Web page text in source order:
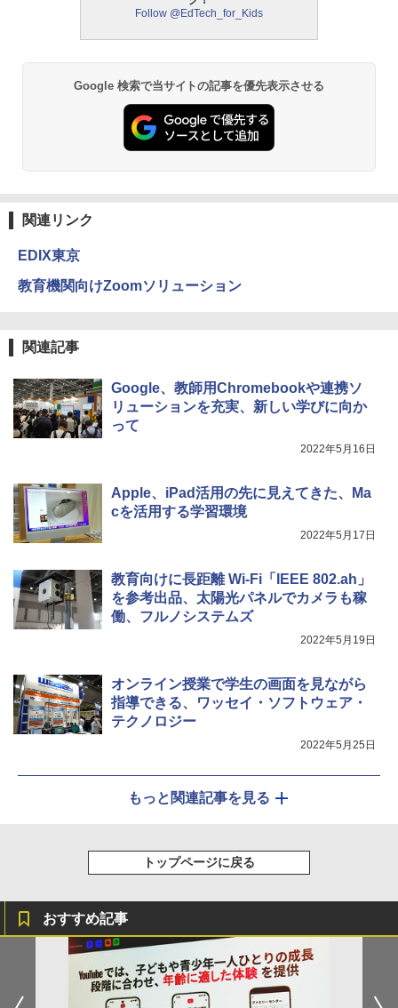
Follow @EdTech_for_Kids
Google 検索で当サイトの記事を優先表示させる
関連リンク
EDIX東京
教育機関向けZoomソリューション
関連記事
Google、教師用Chromebookや連携ソ
リューションを充実、新しい学びに向か
って
2022年5月16日
Apple、iPad活用の先に見えてきた、Ma
cを活用する学習環境
2022年5月17日
教育向けに長距離 Wi-Fi「IEEE 802.ah」
を参考出品、太陽光パネルでカメラも稼
働、フルノシステムズ
2022年5月19日
オンライン授業で学生の画面を見ながら
指導できる、ワッセイ・ソフトウェア・
テクノロジー
2022年5月25日
もっと関連記事を見る
トップページに戻る
おすすめ記事